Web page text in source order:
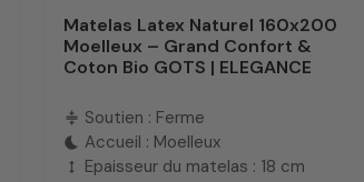
Matelas Latex Naturel 160x200
Moelleux – Grand Confort &
Coton Bio GOTS | ELEGANCE
compress Soutien : Ferme
bedtime Accueil : Moelleux
height
Epaisseur du matelas : 18 cm